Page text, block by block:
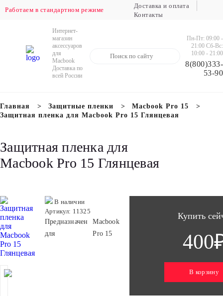
Работаем в стандартном режиме
Доставка и оплата
Контакты
Интернет-
магазин
аксессуаров
для
Macbook
Доставка по
всей России
Пн-Пт: 09:00 -
21:00 Сб-Вс:
10:00 - 21:00
8(800)333-
53-90
Главная Защитные пленки
Macbook Pro 15
Защитная пленка для Macbook Pro 15 Глянцевая
Защитная пленка для
Macbook Pro 15 Глянцевая
В наличии
Артикул: 11325
Предназначен
для
Macbook
Pro 15
Купить
В корзину